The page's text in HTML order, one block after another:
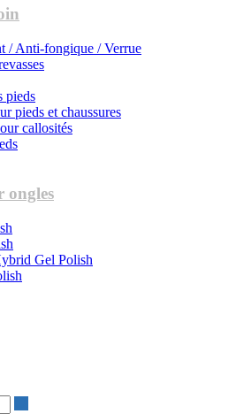
/ Anti-fongique / Verrue
pieds
pieds et chaussures
callosités
ongles
Gel Polish